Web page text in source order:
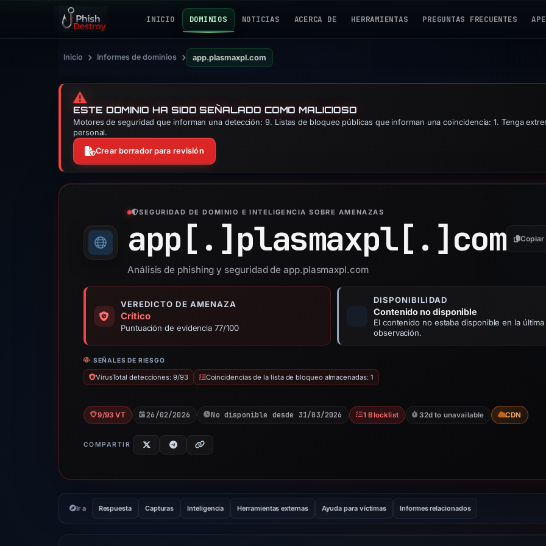
INICIO DOMINIOS NOTICIAS ACERCA DE HERRAMIENTAS PREGUNTAS FRECUENTES
Inicio › Informes de dominios › app.plasmaxpl.com
⚠️
ESTE DOMINIO HA SIDO SEÑALADO COMO MALICIOSO
Motores de seguridad que informan una detección: 9. Listas de bloqueo públicas que informan una coincidencia: 1. Tenga
personal.
Crear borrador para revisión
SEGURIDAD DE DOMINIO E INTELIGENCIA SOBRE AMENAZAS
app[.]plasmaxpl[.]com Copiar
Análisis de phishing y seguridad de app.plasmaxpl.com
VEREDICTO DE AMENAZA
Crítico
Puntuación de evidencia 77/100
DISPONIBILIDAD
Contenido no disponible
El contenido no estaba disponible en la última
observación.
SEÑALES DE RIESGO
VirusTotal detecciones: 9/93 Coincidencias de la lista de bloqueo almacenadas: 1
9/93 VT 26/02/2026 No disponible desde 31/03/2026 1 Blocklist 32d to unavailable CDN
COMPARTIR
Ir a Respuesta Capturas Inteligencia Herramientas externas Ayuda para víctimas Informes relacionados